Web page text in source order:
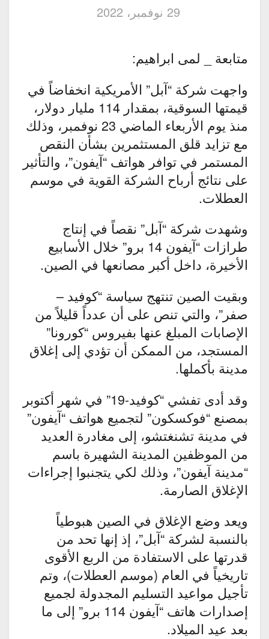
29 نوفمبر، 2022
متابعة _ لمى ابراهيم:
واجهت شركة “آبل” الأمريكية انخفاضاً في
قيمتها السوقية، بمقدار 114 مليار دولار،
منذ يوم الأربعاء الماضي 23 نوفمبر، وذلك
مع تزايد قلق المستثمرين بشأن النقص
المستمر في توافر هواتف “آيفون”، والتأثير
على نتائج أرباح الشركة القوية في موسم
العطلات.
وشهدت شركة “آبل” نقصاً في إنتاج
طرازات “آيفون 14 برو” خلال الأسابيع
الأخيرة، داخل أكبر مصانعها في الصين.
وبقيت الصين تنتهج سياسة “كوفيد –
صفر”، والتي تنص على أن عدداً قليلاً من
الإصابات المبلغ عنها بفيروس “كورونا”
المستجد، من الممكن أن تؤدي إلى إغلاق
مدينة بأكملها.
وقد أدى تفشي “كوفيد-19” في شهر أكتوبر
بمصنع “فوكسكون” لتجميع هواتف “آيفون”
في مدينة تشنغتشو، إلى مغادرة العديد
من الموظفين المدينة الشهيرة باسم
“مدينة آيفون”، وذلك لكي يتجنبوا إجراءات
الإغلاق الصارمة.
ويعد وضع الإغلاق في الصين هبوطياً
بالنسبة لشركة “آبل”، إذ إنها تحد من
قدرتها على الاستفادة من الربع الأقوى
تاريخياً في العام (موسم العطلات)، وتم
تأجيل مواعيد التسليم المجدولة لجميع
إصدارات هاتف “آيفون 114 برو” إلى ما
بعد عيد الميلاد.